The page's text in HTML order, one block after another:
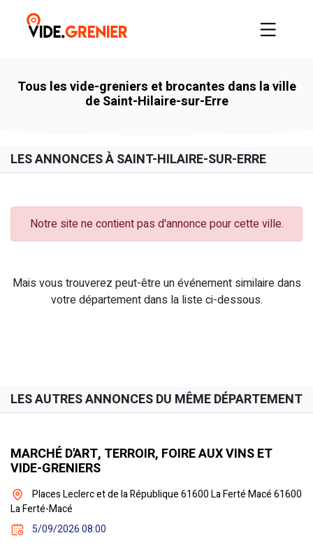
Tous les vide-greniers et brocantes dans la ville
de Saint-Hilaire-sur-Erre
LES ANNONCES À SAINT-HILAIRE-SUR-ERRE
Notre site ne contient pas d'annonce pour cette ville.
Mais vous trouverez peut-être un événement similaire dans
votre département dans la liste ci-dessous.
LES AUTRES ANNONCES DU MÊME DÉPARTEMENT
MARCHÉ D'ART, TERROIR, FOIRE AUX VINS ET
VIDE-GRENIERS
Places Leclerc et de la République 61600 La Ferté Macé 61600
La Ferté-Macé
5/09/2026 08:00